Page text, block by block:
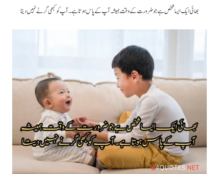
بھائی ایک ایسا شخص ہے جوضرورت کے وقت ہمیشہ آپ کے پاس ہوتا ہے ۔ آپ کو کبھی گرنے نہیں دیتا